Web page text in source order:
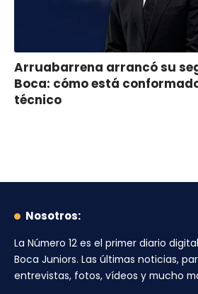
Arruabarrena arrancó su
Boca: cómo está
técnico
Nosotros:
La Número 12 es el primer diario
Boca Juniors. Las últimas noticias,
entrevistas, fotos, vídeos y mucho